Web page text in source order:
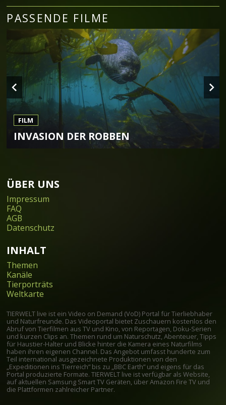
PASSENDE FILME
FILM
INVASION DER ROBBEN
ÜBER UNS
Impressum
FAQ
AGB
Datenschutz
INHALT
Themen
Kanäle
Tierporträts
Weltkarte
TIERWELT live ist ein Video on Demand (VoD) Portal für Tierliebhaber
und Naturfreunde. Das Videoportal bietet Zuschauern kostenlos den
Abruf von Tierfilmen aus TV und Kino, von Reportagen, Doku-Serien
und kurzen Clips an. Themen rund um Naturschutz, Abenteuer, Tipps
für Haustier-Halter und Blicke hinter die Kamera eines Naturfilms
haben ihren eigenen Channel. Das Angebot umfasst hunderte zum
Teil international ausgezeichnete Produktionen von den
„Expeditionen ins Tierreich” bis zu „BBC Earth” und eigens für das
Portal produzierte Formate. TIERWELT live ist verfügbar als Website,
auf aktuellen Samsung Smart TV Geräten, über Amazon Fire TV und
die Plattformen zahlreicher Partner.